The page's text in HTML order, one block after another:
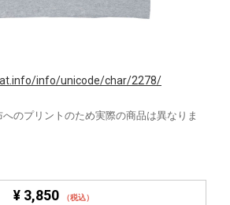
info/unicode/char/2278/
へのプリントのため実際の商品は異なりま
¥ 3,850 （税込）